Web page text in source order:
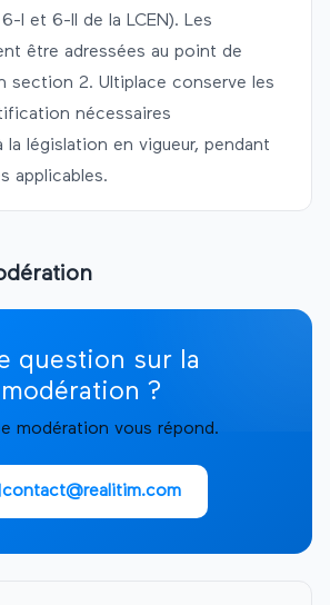
I et 6-II de la LCEN). Les
être adressées au point de
section 2. Ultiplace conserve les
nécessaires
législation en vigueur, pendant
applicables.
question sur la
modération ?
modération vous répond.
contact@realitim.com